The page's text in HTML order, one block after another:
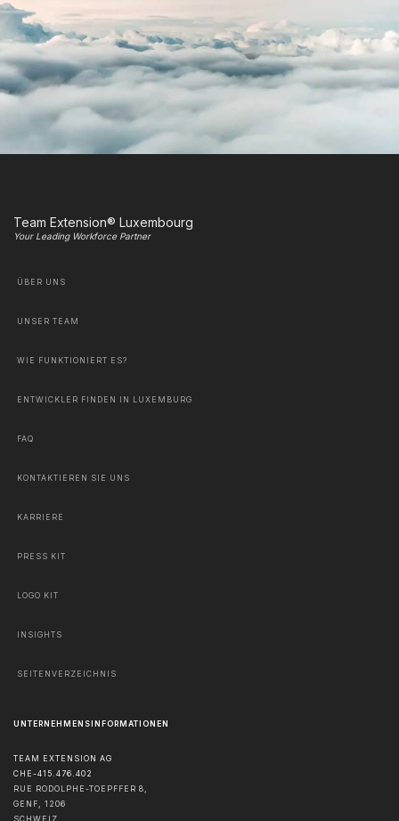
Team Extension® Luxembourg
Your Leading Workforce Partner
ÜBER UNS
UNSER TEAM
WIE FUNKTIONIERT ES?
ENTWICKLER FINDEN IN LUXEMBURG
FAQ
KONTAKTIEREN SIE UNS
KARRIERE
PRESS KIT
LOGO KIT
INSIGHTS
SEITENVERZEICHNIS
UNTERNEHMENSINFORMATIONEN
TEAM EXTENSION AG
CHE-415.476.402
RUE RODOLPHE-TOEPFFER 8,
GENF, 1206